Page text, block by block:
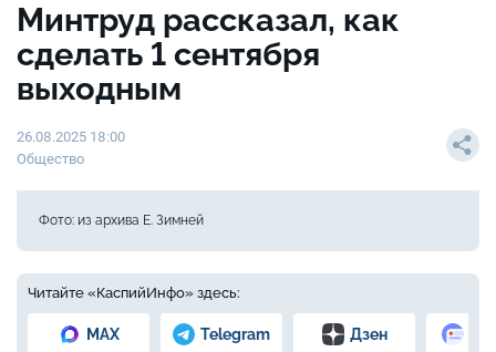
Минтруд рассказал, как
сделать 1 сентября
выходным
26.08.2025 18:00
Общество
Фото: из архива Е. Зимней
Читайте «КаспийИнфо» здесь:
MAX Telegram Дзен